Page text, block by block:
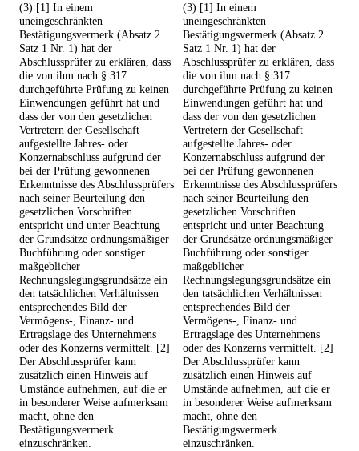
(3) [1] In einem
uneingeschränkten
Bestätigungsvermerk (Absatz 2
Satz 1 Nr. 1) hat der
Abschlussprüfer zu erklären, dass
die von ihm nach § 317
durchgeführte Prüfung zu keinen
Einwendungen geführt hat und
dass der von den gesetzlichen
Vertretern der Gesellschaft
aufgestellte Jahres- oder
Konzernabschluss aufgrund der
bei der Prüfung gewonnenen
Erkenntnisse des Abschlussprüfers
nach seiner Beurteilung den
gesetzlichen Vorschriften
entspricht und unter Beachtung
der Grundsätze ordnungsmäßiger
Buchführung oder sonstiger
maßgeblicher
Rechnungslegungsgrundsätze ein
den tatsächlichen Verhältnissen
entsprechendes Bild der
Vermögens-, Finanz- und
Ertragslage des Unternehmens
oder des Konzerns vermittelt. [2]
Der Abschlussprüfer kann
zusätzlich einen Hinweis auf
Umstände aufnehmen, auf die er
in besonderer Weise aufmerksam
macht, ohne den
Bestätigungsvermerk
einzuschränken.
(3) [1] In einem
uneingeschränkten
Bestätigungsvermerk (Absatz 2
Satz 1 Nr. 1) hat der
Abschlussprüfer zu erklären, dass
die von ihm nach § 317
durchgeführte Prüfung zu keinen
Einwendungen geführt hat und
dass der von den gesetzlichen
Vertretern der Gesellschaft
aufgestellte Jahres- oder
Konzernabschluss aufgrund der
bei der Prüfung gewonnenen
Erkenntnisse des Abschlussprüfers
nach seiner Beurteilung den
gesetzlichen Vorschriften
entspricht und unter Beachtung
der Grundsätze ordnungsmäßiger
Buchführung oder sonstiger
maßgeblicher
Rechnungslegungsgrundsätze ein
den tatsächlichen Verhältnissen
entsprechendes Bild der
Vermögens-, Finanz- und
Ertragslage des Unternehmens
oder des Konzerns vermittelt. [2]
Der Abschlussprüfer kann
zusätzlich einen Hinweis auf
Umstände aufnehmen, auf die er
in besonderer Weise aufmerksam
macht, ohne den
Bestätigungsvermerk
einzuschränken.